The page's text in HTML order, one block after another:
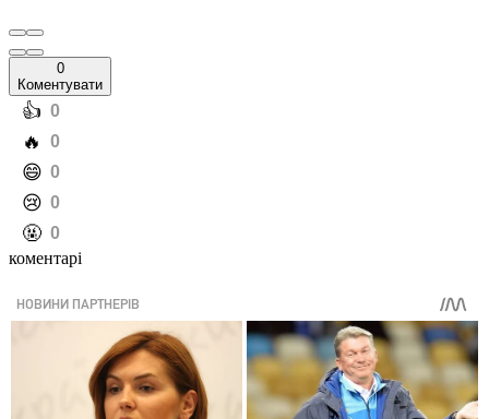
0
Коментувати
️👍 0
️🔥 0
️😄 0
️😢 0
️🤬 0
коментарі